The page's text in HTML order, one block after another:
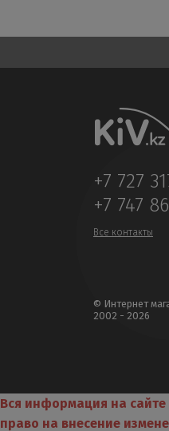
+7 727
+7 747
Все контакты
© Интернет
2002 - 2026
Вся информация на сайте
право на внесение